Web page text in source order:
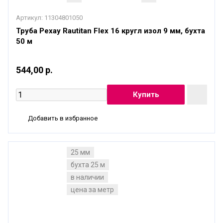
Артикул: 11304801050
Труба Рехау Rautitan Flex 16 кругл изол 9 мм, бухта
50 м
544,00 р.
Добавить в избранное
25 мм
бухта 25 м
в наличии
цена за метр